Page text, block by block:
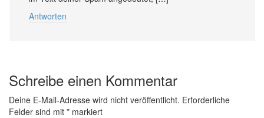
Antworten
Schreibe einen Kommentar
Deine E-Mail-Adresse wird nicht veröffentlicht. Erforderliche
Felder sind mit * markiert